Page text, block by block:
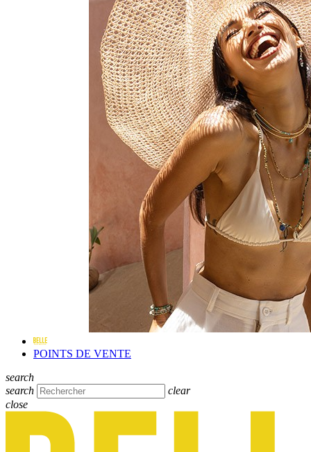
POINTS DE VENTE
search
search
clear
close